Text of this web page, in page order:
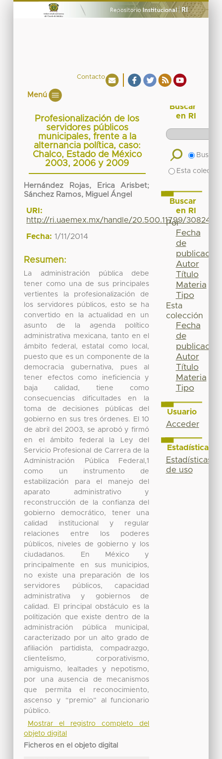
Contacto
Menú
Profesionalización de los
servidores públicos
municipales, frente a la
alternancia política, caso:
Chalco, Estado de México
2003, 2006 y 2009
Hernández Rojas, Erica Arisbet;
Sánchez Ramos, Miguel Ángel
URI:
http://ri.uaemex.mx/handle/20.500.11799/30824
Fecha: 1/11/2014
Resumen:
La administración pública debe
tener como una de sus principales
vertientes la profesionalización de
los servidores públicos, esto se ha
convertido en la actualidad en un
asunto de la agenda político
administrativa mexicana, tanto en el
ámbito federal, estatal como local,
puesto que es un componente de la
democracia gubernativa, pues al
tener efectos como ineficiencia y
baja calidad, tiene como
consecuencias dificultades en la
toma de decisiones públicas del
gobierno en sus tres órdenes. El 10
de abril del 2003, se aprobó y firmó
en el ámbito federal la Ley del
Servicio Profesional de Carrera de la
Administración Pública Federal,1
como un instrumento de
estabilización para el manejo del
aparato administrativo y
reconstrucción de la confianza del
gobierno democrático, tener una
calidad institucional y regular
relaciones entre los poderes
públicos, niveles de gobierno y los
ciudadanos. En México y
principalmente en sus municipios,
no existe una preparación de los
servidores públicos, capacidad
administrativa y gobiernos de
calidad. El principal obstáculo es la
politización que existe dentro de la
administración pública municipal,
caracterizado por un alto grado de
afiliación partidista, compadrazgo,
clientelismo, corporativismo,
amiguismo, lealtades y nepotismo,
por una ausencia de mecanismos
que permita el reconocimiento,
ascenso y “premio” al funcionario
público.
Mostrar el registro completo del
objeto digital
Ficheros en el objeto digital
Buscar
en RI
Buscar
Esta
Buscar
en RI
Por
Fecha
de
publicación
Autor
Título
Materia
Tipo
Esta
colección
Fecha
de
publicación
Autor
Título
Materia
Tipo
Usuario
Acceder
Estadísticas
Estadísticas
de uso